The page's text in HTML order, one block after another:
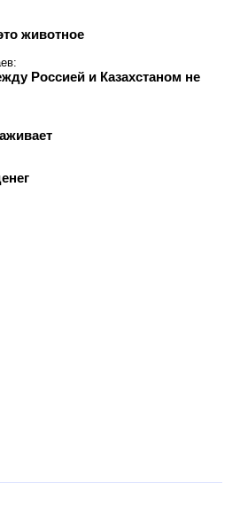
животное
:
Россией и Казахстаном не